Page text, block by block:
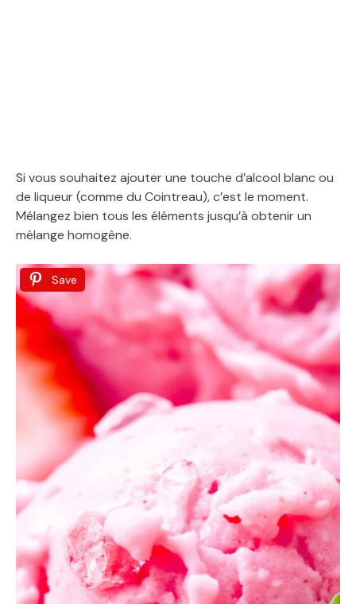
Si vous souhaitez ajouter une touche d’alcool blanc ou
de liqueur (comme du Cointreau), c’est le moment.
Mélangez bien tous les éléments jusqu’à obtenir un
mélange homogène.
Save